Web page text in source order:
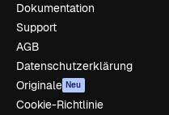
Dokumentation
Support
AGB
Datenschutzerklärung
Originale Neu
Cookie-Richtlinie